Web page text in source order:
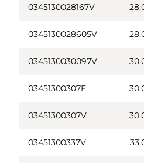
0345130028167V
0345130028605V
0345130030097V
03451300307E
03451300307V
03451300337V